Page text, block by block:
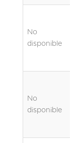
No
disponible
No
disponible